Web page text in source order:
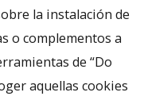
la instalación de
o complementos a
de “Do
aquellas cookies